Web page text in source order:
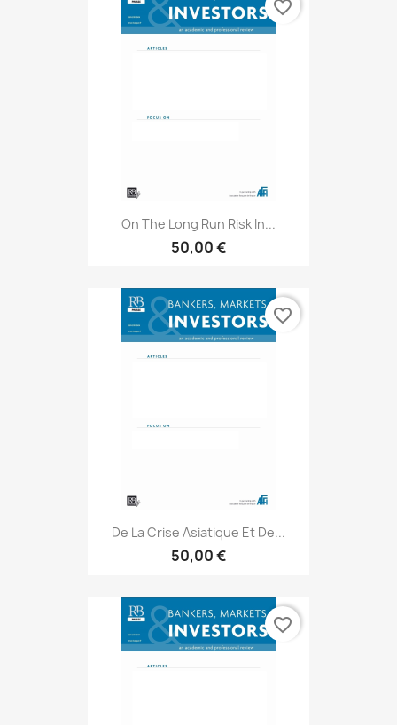
On The Long Run Risk In...
50,00 €
favorite_border
De La Crise Asiatique Et De...
50,00 €
favorite_border
favorite_border